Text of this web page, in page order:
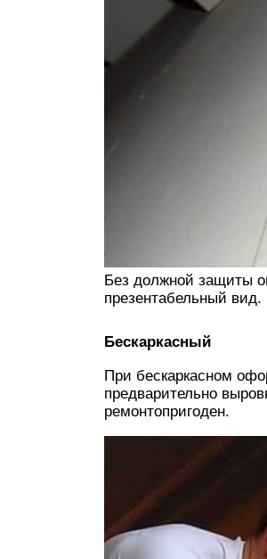
Без должной защиты
презентабельный вид.
Бескаркасный
При бескаркасном
предварительно
ремонтопригоден.